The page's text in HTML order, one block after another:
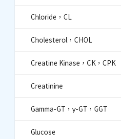
Chloride，CL
Cholesterol，CHOL
Creatine Kinase，CK，CPK
Creatinine
Gamma-GT，γ-GT，GGT
Glucose